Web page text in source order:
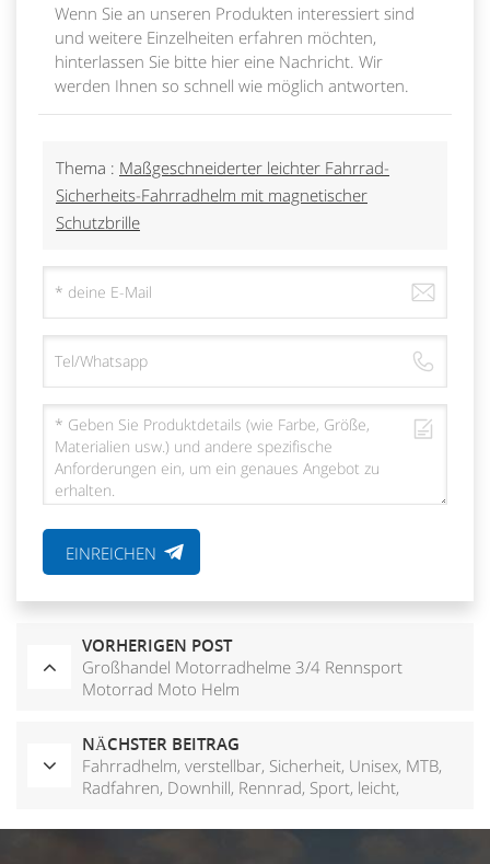
Wenn Sie an unseren Produkten interessiert sind
und weitere Einzelheiten erfahren möchten,
hinterlassen Sie bitte hier eine Nachricht. Wir
werden Ihnen so schnell wie möglich antworten.
Thema : Maßgeschneiderter leichter Fahrrad-
Sicherheits-Fahrradhelm mit magnetischer
Schutzbrille
EINREICHEN
VORHERIGEN POST
Großhandel Motorradhelme 3/4 Rennsport
Motorrad Moto Helm
NÄCHSTER BEITRAG
Fahrradhelm, verstellbar, Sicherheit, Unisex, MTB,
Radfahren, Downhill, Rennrad, Sport, leicht,